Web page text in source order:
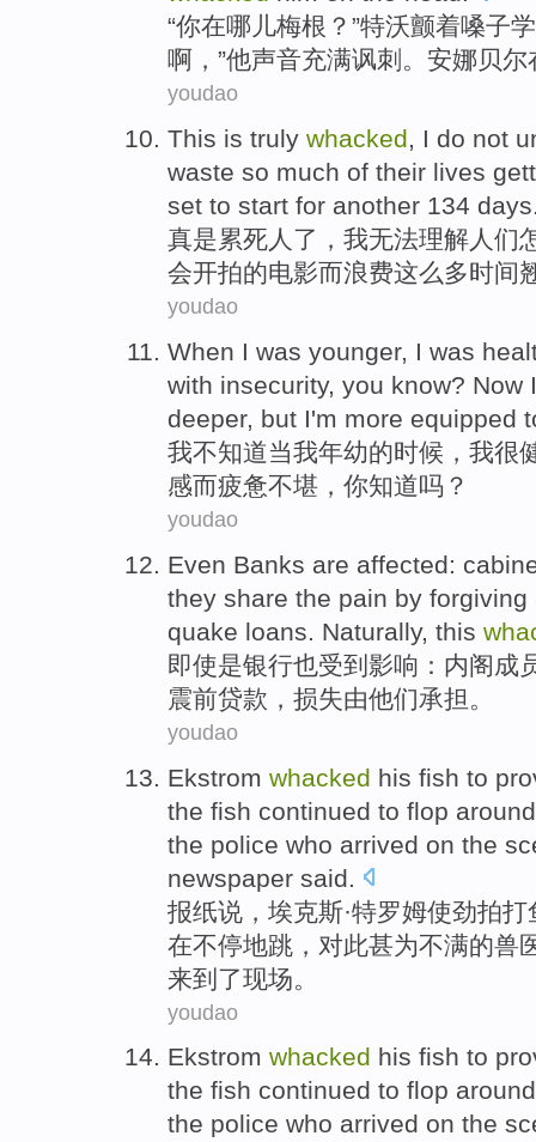
“你在哪儿梅根 ？”特沃颤着嗓子学
啊 ，”他声音充满讽刺。安娜贝尔
youdao
This is truly whacked, I do not
waste so much of their lives
set to start for another 134
真是累死人 了， 我无法理解人们
会开拍的电影而浪费这么多时间
youdao
When I was younger, I was
with insecurity, you know? Now
deeper, but I'm more equipped
我不知道当我年幼的时候，我很
感而疲惫不堪， 你知道吗？
youdao
Even Banks are affected:
they share the pain by forgiving
quake loans. Naturally, this
即使是银行也受到 影响： 内阁成
震前贷款 ，损失由他们承担。
youdao
Ekstrom whacked his fish to
the fish continued to flop
the police who arrived on the
newspaper said
报纸说，埃克斯·特罗姆使劲拍打
在不停地跳 ， 对此甚为不满的兽
来到了现场 。
youdao
Ekstrom whacked his fish to
the fish continued to flop
the police who arrived on the